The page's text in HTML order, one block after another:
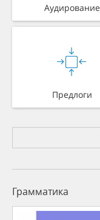
Аудирование
Предлоги
Грамматика